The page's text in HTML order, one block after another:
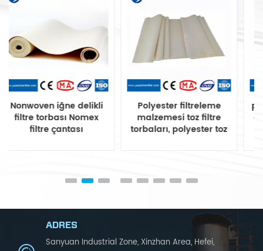
Polyester filtreleme
malzemesi toz filtre
torbaları, polyester toz
polyester harmanlama
antistatik Toz toplama
sistemleri için filtre
ADRES
Sanyuan Industrial Zone, Xinzhan Area, Hefei,